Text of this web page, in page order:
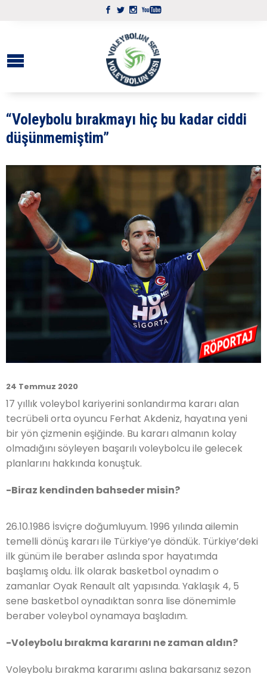
“Voleybolu bırakmayı hiç bu kadar ciddi
düşünmemiştim”
24 Temmuz 2020
17 yıllık voleybol kariyerini sonlandırma kararı alan
tecrübeli orta oyuncu Ferhat Akdeniz, hayatına yeni
bir yön çizmenin eşiğinde. Bu kararı almanın kolay
olmadığını söyleyen başarılı voleybolcu ile gelecek
planlarını hakkında konuştuk.
-Biraz kendinden bahseder misin?
26.10.1986 İsviçre doğumluyum. 1996 yılında ailemin
temelli dönüş kararı ile Türkiye’ye döndük. Türkiye’deki
ilk günüm ile beraber aslında spor hayatımda
başlamış oldu. İlk olarak basketbol oynadım o
zamanlar Oyak Renault alt yapısında. Yaklaşık 4, 5
sene basketbol oynadıktan sonra lise dönemimle
beraber voleybol oynamaya başladım.
-Voleybolu bırakma kararını ne zaman aldın?
Voleybolu bırakma kararımı aslına bakarsanız sezon